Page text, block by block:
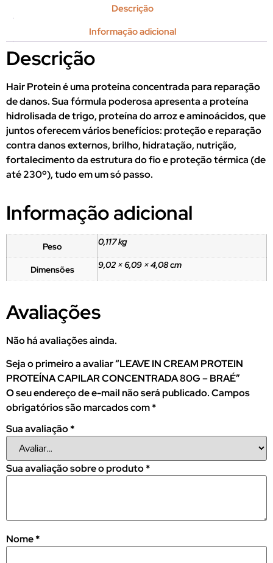
Descrição
Informação adicional
Descrição
Hair Protein é uma proteína concentrada para reparação
de danos. Sua fórmula poderosa apresenta a proteína
hidrolisada de trigo, proteína do arroz e aminoácidos, que
juntos oferecem vários benefícios: proteção e reparação
contra danos externos, brilho, hidratação, nutrição,
fortalecimento da estrutura do fio e proteção térmica (de
até 230º), tudo em um só passo.
Informação adicional
Peso 0,117 kg
Dimensões 9,02 × 6,09 × 4,08 cm
Avaliações
Não há avaliações ainda.
Seja o primeiro a avaliar “LEAVE IN CREAM PROTEIN
PROTEÍNA CAPILAR CONCENTRADA 80G – BRAÉ”
O seu endereço de e-mail não será publicado.Campos
obrigatórios são marcados com*
Sua avaliação*
Sua avaliação sobre o produto*
Nome*